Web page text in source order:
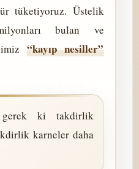
tüketiyoruz. Üstelik
bulan ve
“kayıp nesiller”
ki takdirlik
karneler daha